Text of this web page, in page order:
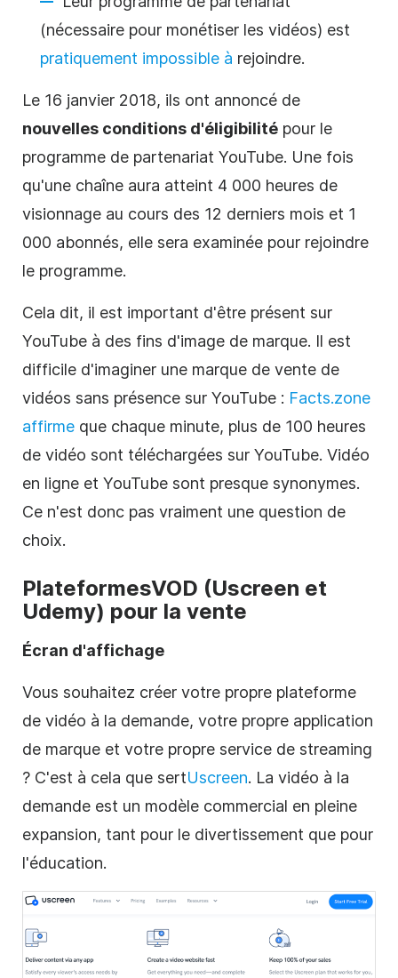
(nécessaire pour monétiser les vidéos) est
pratiquement impossible à rejoindre.
Le 16 janvier 2018, ils ont annoncé de
nouvelles conditions d'éligibilité pour le
programme de partenariat YouTube. Une fois
qu'une chaîne aura atteint 4 000 heures de
visionnage au cours des 12 derniers mois et 1
000 abonnés, elle sera examinée pour rejoindre
le programme.
Cela dit, il est important d'être présent sur
YouTube à des fins d'image de marque. Il est
difficile d'imaginer une marque de vente de
vidéos sans présence sur YouTube : Facts.zone
affirme que chaque minute, plus de 100 heures
de vidéo sont téléchargées sur YouTube. Vidéo
en ligne et YouTube sont presque synonymes.
Ce n'est donc pas vraiment une question de
choix.
PlateformesVOD (Uscreen et
Udemy) pour la vente
Écran d'affichage
Vous souhaitez créer votre propre plateforme
de vidéo à la demande, votre propre application
de marque et votre propre service de streaming
? C'est à cela que sertUscreen. La vidéo à la
demande est un modèle commercial en pleine
expansion, tant pour le divertissement que pour
l'éducation.